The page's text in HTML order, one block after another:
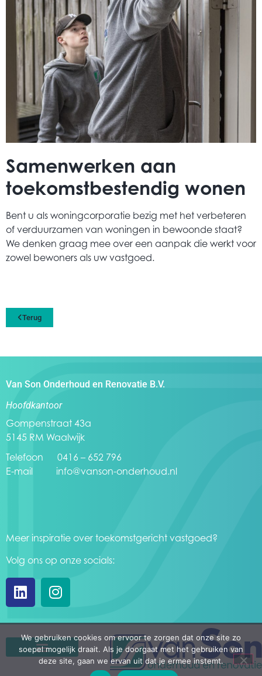
Samenwerken aan
toekomstbestendig wonen
Bent u als woningcorporatie bezig met het verbeteren
of verduurzamen van woningen in bewoonde staat?
We denken graag mee over een aanpak die werkt voor
zowel bewoners als uw vastgoed.
Terug
Van Son Onderhoud en Renovatie B.V.
Hoofdkantoor
Gompenstraat 43a
5145 RM Waalwijk
Telefoon 0416 – 652 796
E-mail info@vanson-onderhoud.nl
Meer inspiratie over toekomstgericht vastgoed?
Volg ons op onze socials:
We gebruiken cookies om ervoor te zorgen dat onze site zo
soepel mogelijk draait. Als je doorgaat met het gebruiken van
deze site, gaan we ervan uit dat je ermee instemt.